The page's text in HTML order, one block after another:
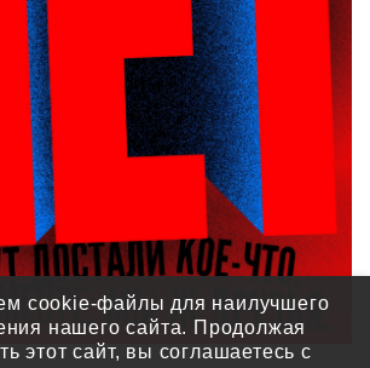
cookie-файлы для наилучшего
нашего сайта. Продолжая
этот сайт, вы соглашаетесь с